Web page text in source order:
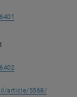
article/5568/, öffnet